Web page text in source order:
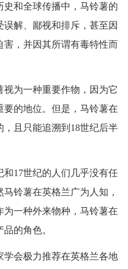
史和全球传播中，马铃薯的
解、鄙视和排斥，甚至因
，并因其所谓有毒特性而
为一种重要作物，因为它
的地位。但是，马铃薯在
且只能追溯到18世纪后半
17世纪的人们几乎没有任
铃薯在英格兰广为人知，
一种外来物种，马铃薯在
的角色。
学会极力推荐在英格兰各地